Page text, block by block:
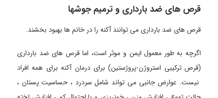
قرص های ضد بارداری و ترمیم جوشها
قرص های ضد بارداری می توانند آکنه را در خانم ها بهبود بخشند.
اگرچه به طور معمول ایمن و موثر است، اما قرص های ضد بارداری
(قرص ترکیبی استروژن-پروژستین) برای درمان آکنه برای همه افراد
نیست. عوارض جانبی می تواند شامل سردرد ، حساسیت پستان ،